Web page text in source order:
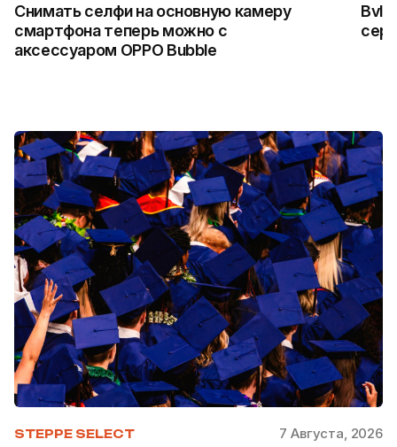
Снимать селфи на основную камеру
смартфона теперь можно с
аксессуаром OPPO Bubble
STEPPE SELECT 7 Августа, 2026